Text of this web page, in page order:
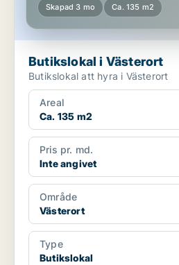
Skapad 3 mo Ca. 135 m2
Butikslokal i Västerort
Butikslokal att hyra i Västerort
Areal
Ca. 135 m2
Pris pr. md.
Inte angivet
Område
Västerort
Type
Butikslokal